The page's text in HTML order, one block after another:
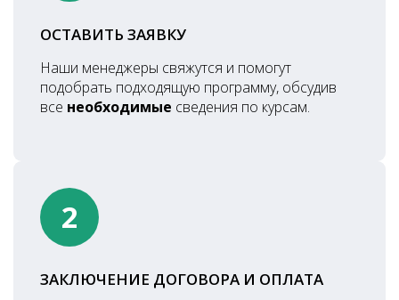
ОСТАВИТЬ ЗАЯВКУ
Наши менеджеры свяжутся и помогут
подобрать подходящую программу, обсудив
все необходимые сведения по курсам.
2
ЗАКЛЮЧЕНИЕ ДОГОВОРА И ОПЛАТА